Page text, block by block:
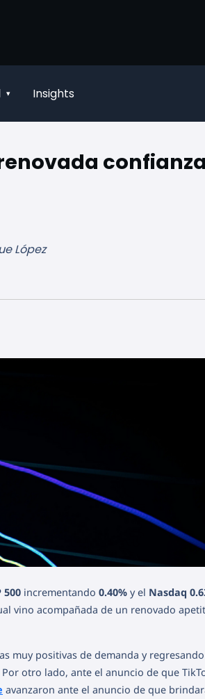
▾ Insights
López
500 incrementando 0.40% y el Nasdaq
vino acompañada de un renovado
muy positivas de demanda y
otro lado, ante el anuncio de que
avanzaron ante el anuncio de que